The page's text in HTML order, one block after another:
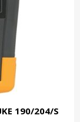
190/204/S